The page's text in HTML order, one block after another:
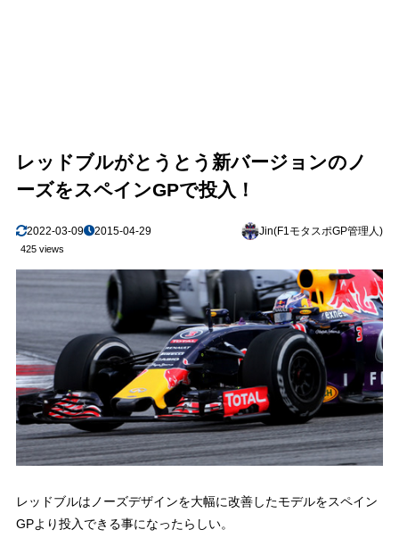
レッドブルがとうとう新バージョンのノ
ーズをスペインGPで投入！
2022-03-09 2015-04-29 Jin(F1モタスポGP管理人)
425 views
レッドブルはノーズデザインを大幅に改善したモデルをスペイン
GPより投入できる事になったらしい。